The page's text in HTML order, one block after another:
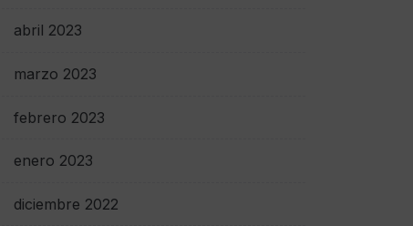
abril 2023
marzo 2023
febrero 2023
enero 2023
diciembre 2022